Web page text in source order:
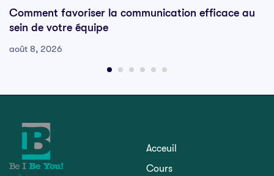
Comment favoriser la communication efficace au
sein de votre équipe
août 8, 2026
Acceuil
Cours